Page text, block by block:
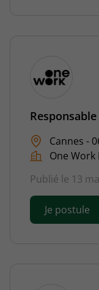
Cannes -
One Work
Publié le 13
Je postule